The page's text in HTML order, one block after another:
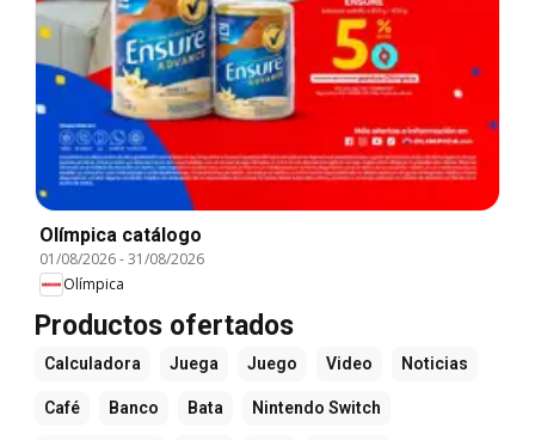
Olímpica catálogo
01/08/2026-31/08/2026
Olímpica
Productos ofertados
Calculadora Juega Juego Video Noticias
Café Banco Bata Nintendo Switch